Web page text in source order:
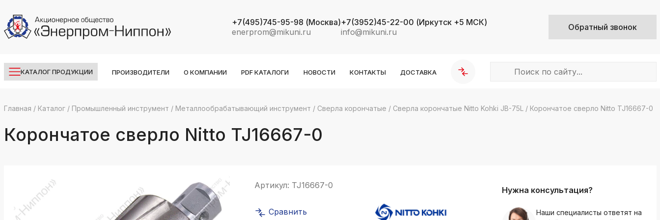
+7(495)745-95-98 (Москва)
enerprom@mikuni.ru
+7(3952)45-22-00 (Иркутск +5 МСК)
info@mikuni.ru
Обратный звонок
КАТАЛОГ ПРОДУКЦИИ ПРОИЗВОДИТЕЛИ О КОМПАНИИ PDF КАТАЛОГИ НОВОСТИ КОНТАКТЫ ДОСТАВКА
ksldkfjsdlfkjsls;ldfkgjsdl;kfkфыва
ksldkfjsdlfkjsls;ldfkgjsdl;kfkфыва
ksldkfjsdlfkjsls;ldfkgjsdl;kfkфыва
ksldkfjsdlfkjsls;ldfkgjsdl;kfkфыва
ksldkfjsdlfkjsls;ldfkgjsdl;kfkфыва
Главная / Каталог/ Промышленный инструмент / Металлообрабатывающий инструмент / Сверла корончатые / Сверла корончатые Nitto Kohki JB-75L / Корончатое сверло Nitto TJ16667-0
Корончатое сверло Nitto TJ16667-0
Артикул: TJ16667-0
Сравнить
Нужна консультация?
Наши специалисты ответят на